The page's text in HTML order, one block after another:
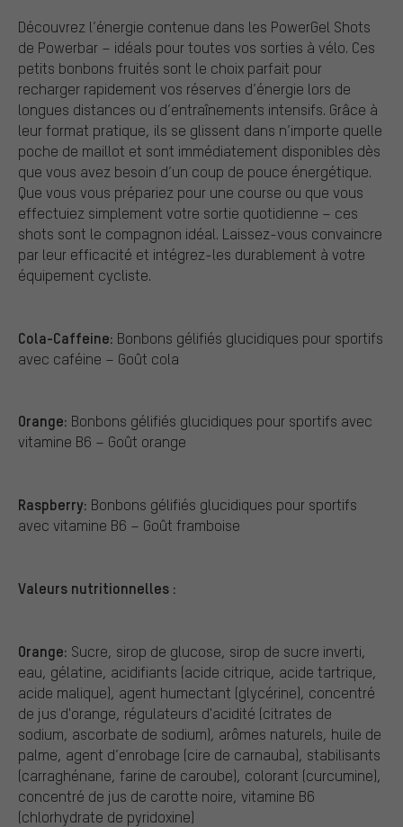
Découvrez l’énergie contenue dans les PowerGel Shots
de Powerbar – idéals pour toutes vos sorties à vélo. Ces
petits bonbons fruités sont le choix parfait pour
recharger rapidement vos réserves d’énergie lors de
longues distances ou d’entraînements intensifs. Grâce à
leur format pratique, ils se glissent dans n’importe quelle
poche de maillot et sont immédiatement disponibles dès
que vous avez besoin d’un coup de pouce énergétique.
Que vous vous prépariez pour une course ou que vous
effectuiez simplement votre sortie quotidienne – ces
shots sont le compagnon idéal. Laissez-vous convaincre
par leur efficacité et intégrez-les durablement à votre
équipement cycliste.
Cola-Caffeine: Bonbons gélifiés glucidiques pour sportifs
avec caféine – Goût cola
Orange: Bonbons gélifiés glucidiques pour sportifs avec
vitamine B6 – Goût orange
Raspberry: Bonbons gélifiés glucidiques pour sportifs
avec vitamine B6 – Goût framboise
Valeurs nutritionnelles :
Orange: Sucre, sirop de glucose, sirop de sucre inverti,
eau, gélatine, acidifiants (acide citrique, acide tartrique,
acide malique), agent humectant (glycérine), concentré
de jus d'orange, régulateurs d'acidité (citrates de
sodium, ascorbate de sodium), arômes naturels, huile de
palme, agent d’enrobage (cire de carnauba), stabilisants
(carraghénane, farine de caroube), colorant (curcumine),
concentré de jus de carotte noire, vitamine B6
(chlorhydrate de pyridoxine)